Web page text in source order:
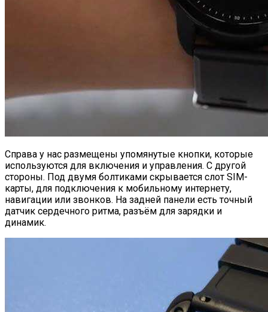
Справа у нас размещены упомянутые кнопки, которые
используются для включения и управления. С другой
стороны. Под двумя болтиками скрывается слот SIM-
карты, для подключения к мобильному интернету,
навигации или звонков. На задней панели есть точный
датчик сердечного ритма, разъём для зарядки и
динамик.